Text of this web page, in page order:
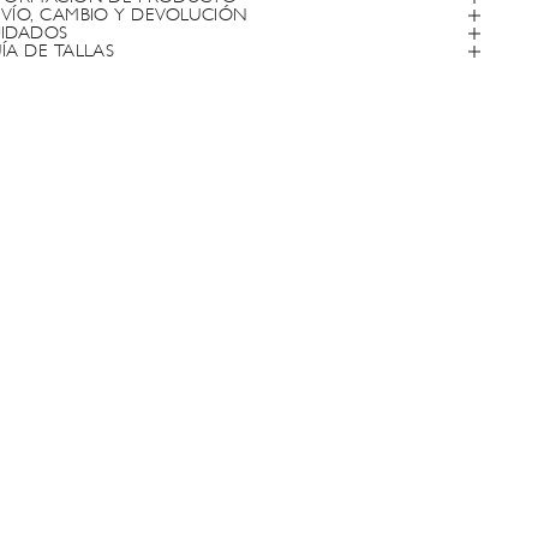
CAMBIO Y DEVOLUCIÓN
DE TALLAS